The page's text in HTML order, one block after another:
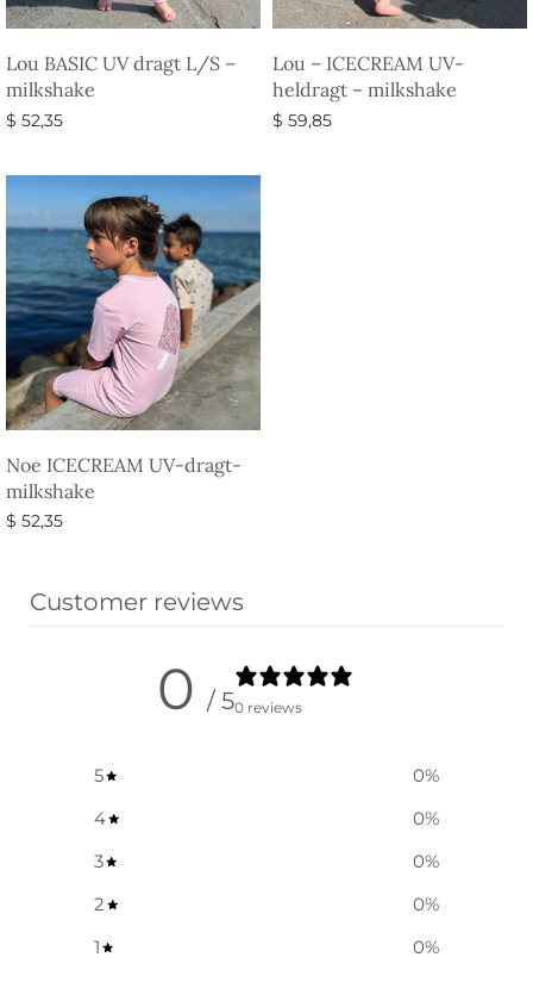
Lou BASIC UV dragt L/S –
milkshake
$ 52,35
Lou – ICECREAM UV-
heldragt – milkshake
$ 59,85
Noe ICECREAM UV-dragt-
milkshake
$ 52,35
Customer reviews
0 / 50 reviews
5 0%
4
0%
3
0%
2
0%
1
0%